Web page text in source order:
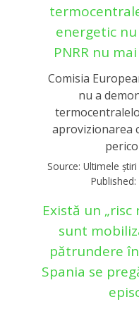
energetic
PNRR nu
Comisia
nu a
aprovizionarea
Source: Ultimele
Published:
Există un
sunt
pătrundere
Spania se